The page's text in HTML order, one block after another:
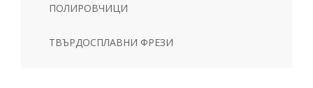
ПОЛИРОВЧИЦИ
ТВЪРДОСПЛАВНИ ФРЕЗИ